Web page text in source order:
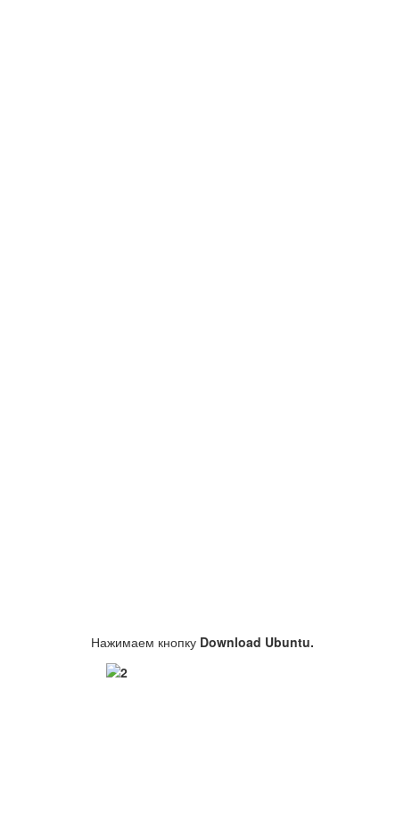
Нажимаем кнопку Download Ubuntu.